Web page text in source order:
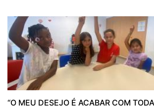
“O MEU DESEJO É ACABAR COM